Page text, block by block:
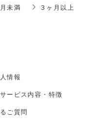
情報
ービス内容・特徴
ご質問
未満
３ヶ月以上